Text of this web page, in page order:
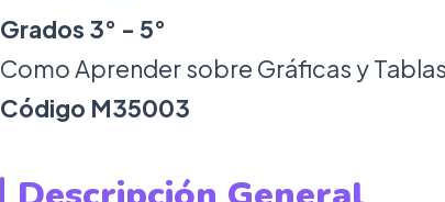
Grados 3° - 5°
Como Aprender sobre Gráficas y
Código M35003